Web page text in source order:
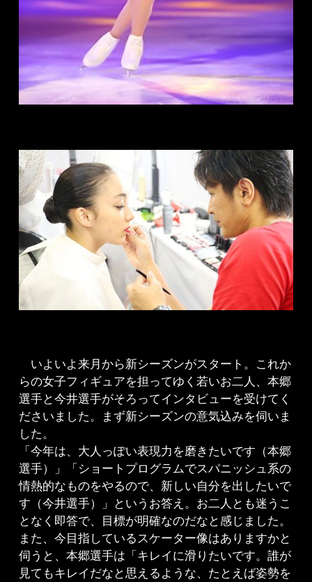
いよいよ来月から新シーズンがスタート。これか
らの女子フィギュアを担ってゆく若いお二人、本郷
選手と今井選手がそろってインタビューを受けてく
ださいました。まず新シーズンの意気込みを伺いま
した。
「今年は、大人っぽい表現力を磨きたいです（本郷
選手）」「ショートプログラムでスパニッシュ系の
情熱的なものをやるので、新しい自分を出したいで
す（今井選手）」というお答え。お二人とも迷うこ
となく即答で、目標が明確なのだなと感じました。
また、今目指しているスケーター像はありますかと
伺うと、本郷選手は「キレイに滑りたいです。誰が
見てもキレイだなと思えるような、たとえば姿勢を